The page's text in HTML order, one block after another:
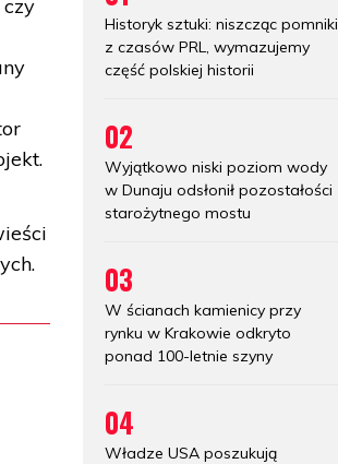
Historyk sztuki: niszcząc pomniki
z czasów PRL, wymazujemy
część polskiej historii
02
Wyjątkowo niski poziom wody
w Dunaju odsłonił pozostałości
starożytnego mostu
03
W ścianach kamienicy przy
rynku w Krakowie odkryto
ponad 100-letnie szyny
04
Władze USA poszukują